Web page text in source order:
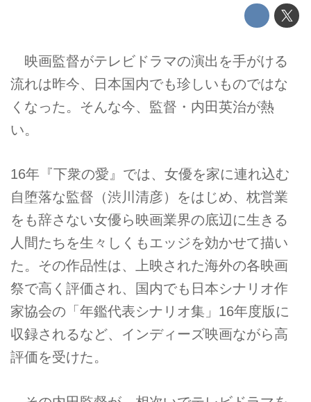
映画監督がテレビドラマの演出を手がける
流れは昨今、日本国内でも珍しいものではな
くなった。そんな今、監督・内田英治が熱
い。
16年『下衆の愛』では、女優を家に連れ込む
自堕落な監督（渋川清彦）をはじめ、枕営業
をも辞さない女優ら映画業界の底辺に生きる
人間たちを生々しくもエッジを効かせて描い
た。その作品性は、上映された海外の各映画
祭で高く評価され、国内でも日本シナリオ作
家協会の「年鑑代表シナリオ集」16年度版に
収録されるなど、インディーズ映画ながら高
評価を受けた。